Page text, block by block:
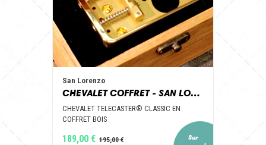
San Lorenzo
CHEVALET COFFRET - SAN LORENZO GUITAR PARTS
CHEVALET TELECASTER® CLASSIC EN
COFFRET BOIS
189,00 €